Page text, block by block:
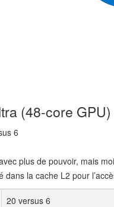
(48-core GPU)
6
plus de pouvoir, mais
la cache L2 pour
20 versus 6